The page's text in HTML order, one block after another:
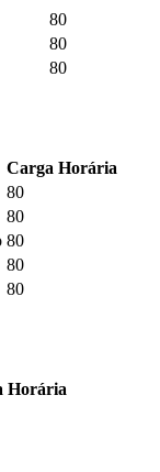
80
80
80
Carga Horária
80
80
80
80
80
Horária